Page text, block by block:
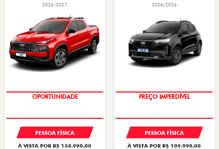
2026/2027
SUPERVALORIZAÇÃO DO USADO
PESSOA FÍSICA
À VISTA POR R$ 134.990,00
2026/2026
O SUV AUTOMÁTICO MAIS
PESSOA FÍSICA
À VISTA POR R$ 109.990,00